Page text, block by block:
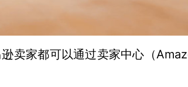
卖家都可以通过卖家中心（